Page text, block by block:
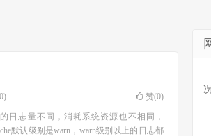
赞(0)
日志量不同，消耗系统资源也不相同，
默认级别是warn，warn级别以上的日志都